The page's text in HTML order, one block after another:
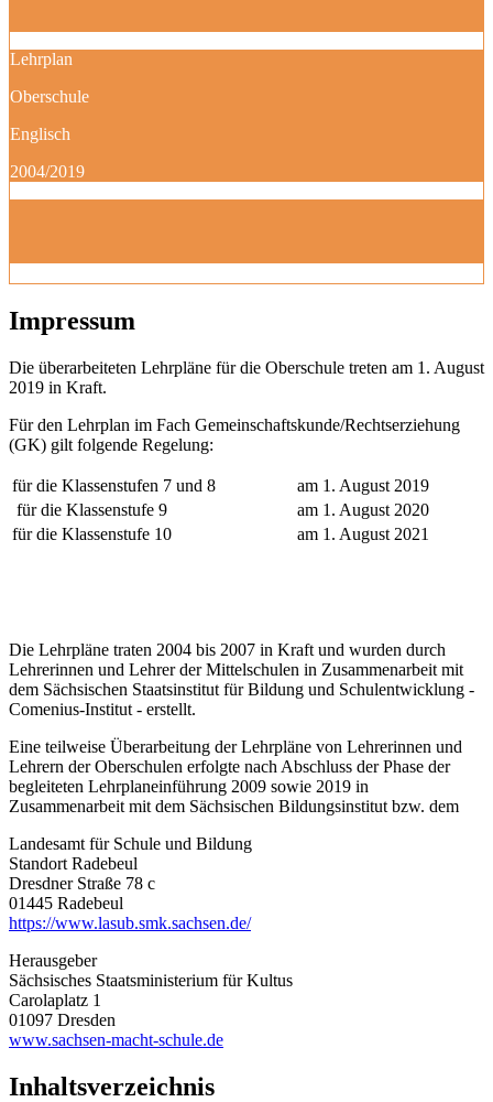
Lehrplan
Oberschule
Englisch
2004/2019
Impressum
Die überarbeiteten Lehrpläne für die Oberschule treten am 1. August
2019 in Kraft.
Für den Lehrplan im Fach Gemeinschaftskunde/Rechtserziehung
(GK) gilt folgende Regelung:
für die Klassenstufen 7 und 8
am 1. August 2019
für die Klassenstufe 9
am 1. August 2020
für die Klassenstufe 10
am 1. August 2021
Die Lehrpläne traten 2004 bis 2007 in Kraft und wurden durch
Lehrerinnen und Lehrer der Mittelschulen in Zusammenarbeit mit
dem Sächsischen Staatsinstitut für Bildung und Schulentwicklung -
Comenius-Institut - erstellt.
Eine teilweise Überarbeitung der Lehrpläne von Lehrerinnen und
Lehrern der Oberschulen erfolgte nach Abschluss der Phase der
begleiteten Lehrplaneinführung 2009 sowie 2019 in
Zusammenarbeit mit dem Sächsischen Bildungsinstitut bzw. dem
Landesamt für Schule und Bildung
Standort Radebeul
Dresdner Straße 78 c
01445 Radebeul
https://www.lasub.smk.sachsen.de/
Herausgeber
Sächsisches Staatsministerium für Kultus
Carolaplatz 1
01097 Dresden
www.sachsen-macht-schule.de
Inhaltsverzeichnis